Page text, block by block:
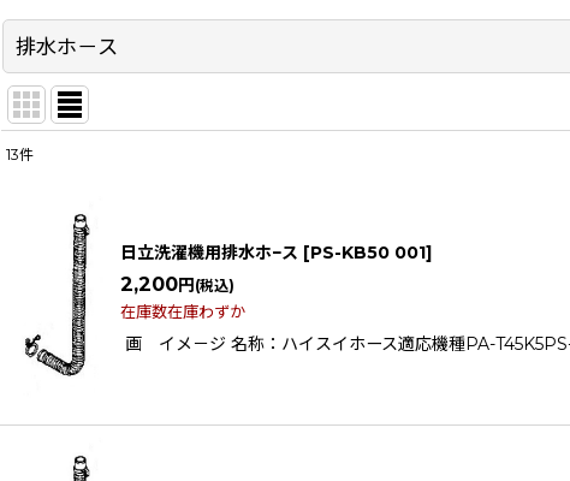
排水ホ－ス
在庫あり
並び順:
13件
日立洗濯機用排水ホ−ス [PS-KB50 001]
2,200円 (税込)
在庫数在庫わずか
画 イメ－ジ 名称：ハイスイホース適応機種PA-